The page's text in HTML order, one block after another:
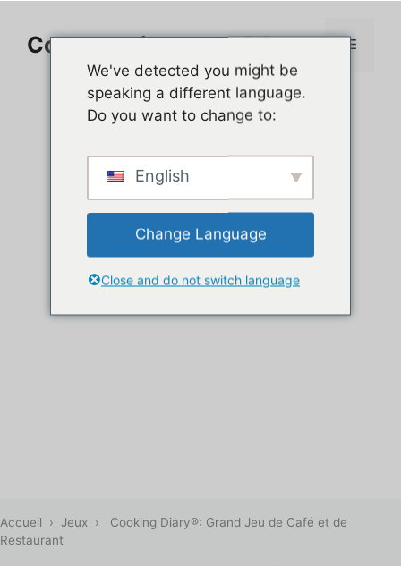
contenuComment jouer sur PC Menu
Accueil › Jeux ›
Cooking Diary®: Grand Jeu de Café et de
Restaurant
We've detected you might be
speaking a different language.
Do you want to change to:
English
Change Language
Close and do not switch language